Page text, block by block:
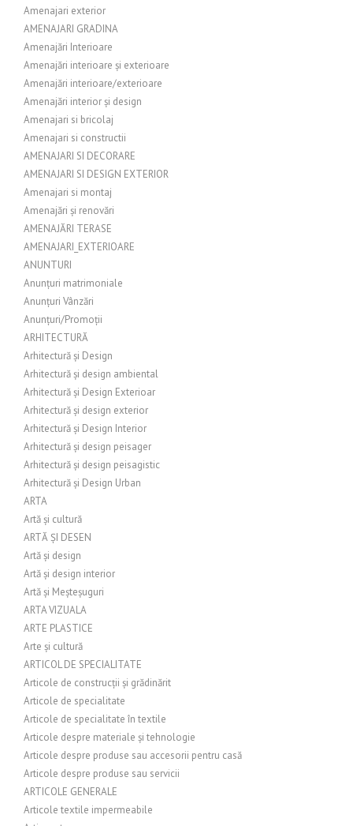
Amenajari exterior
AMENAJARI GRADINA
Amenajări Interioare
Amenajări interioare și exterioare
Amenajări interioare/exterioare
Amenajări interior și design
Amenajari si bricolaj
Amenajari si constructii
AMENAJARI SI DECORARE
AMENAJARI SI DESIGN EXTERIOR
Amenajari si montaj
Amenajări și renovări
AMENAJĂRI TERASE
AMENAJARI_EXTERIOARE
ANUNTURI
Anunțuri matrimoniale
Anunțuri Vânzări
Anunțuri/Promoții
ARHITECTURĂ
Arhitectură și Design
Arhitectură și design ambiental
Arhitectură și Design Exterioar
Arhitectură și design exterior
Arhitectură și Design Interior
Arhitectură și design peisager
Arhitectură și design peisagistic
Arhitectură și Design Urban
ARTA
Artă și cultură
ARTĂ ȘI DESEN
Artă și design
Artă și design interior
Artă și Meșteșuguri
ARTA VIZUALA
ARTE PLASTICE
Arte și cultură
ARTICOL DE SPECIALITATE
Articole de construcții și grădinărit
Articole de specialitate
Articole de specialitate în textile
Articole despre materiale și tehnologie
Articole despre produse sau accesorii pentru casă
Articole despre produse sau servicii
ARTICOLE GENERALE
Articole textile impermeabile